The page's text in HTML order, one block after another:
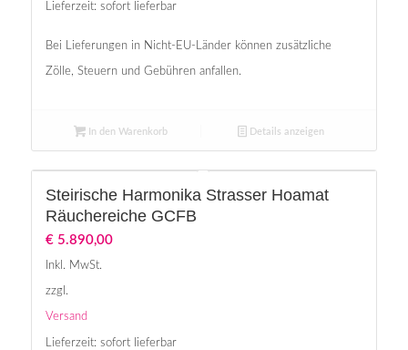
Lieferzeit: sofort lieferbar
Bei Lieferungen in Nicht-EU-Länder können zusätzliche
Zölle, Steuern und Gebühren anfallen.
In den Warenkorb Details anzeigen
Steirische Harmonika Strasser Hoamat
Räuchereiche GCFB
€5.890,00
Inkl. MwSt.
zzgl.
Versand
Lieferzeit: sofort lieferbar